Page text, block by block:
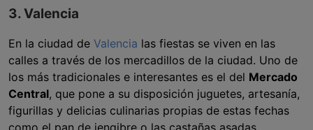
3. Valencia
En la ciudad de Valencia las fiestas se viven en las
calles a través de los mercadillos de la ciudad. Uno de
los más tradicionales e interesantes es el del Mercado
Central, que pone a su disposición juguetes, artesanía,
figurillas y delicias culinarias propias de estas fechas